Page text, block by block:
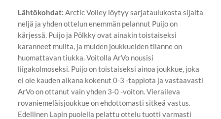
Lähtökohdat: Arctic Volley löytyy sarjataulukosta sijalta
neljä ja yhden ottelun enemmän pelannut Puijo on
kärjessä. Puijo ja Pölkky ovat ainakin toistaiseksi
karanneet muilta, ja muiden joukkueiden tilanne on
huomattavan tiukka. Voitolla ArVo nousisi
liigakolmoseksi. Puijo on toistaiseksi ainoa joukkue, joka
ei ole kauden aikana kokenut 0-3 -tappiota ja vastaavasti
ArVo on ottanut vain yhden 3-0 -voiton. Vieraileva
rovaniemeläisjoukkue on ehdottomasti sitkeä vastus.
Edellinen Lapin puolella pelattu ottelu tuotti varmasti